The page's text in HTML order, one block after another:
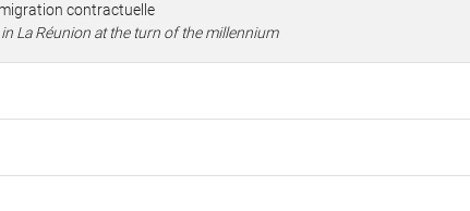
contractuelle
La Réunion at the turn of the millennium